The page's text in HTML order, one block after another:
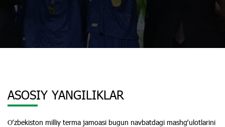
ASOSIY YANGILIKLAR
Oʻzbekiston milliy terma jamoasi bugun navbatdagi mashgʻulotlarini